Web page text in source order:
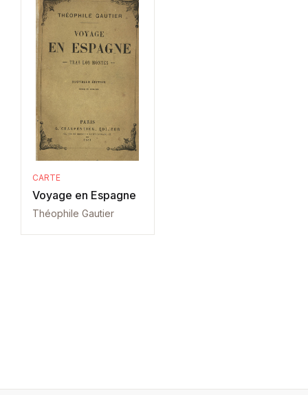
CARTE
Voyage en Espagne
Théophile Gautier